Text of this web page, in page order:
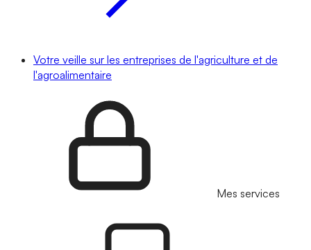
Votre veille sur les entreprises de l'agriculture et de
l'agroalimentaire
Mes services